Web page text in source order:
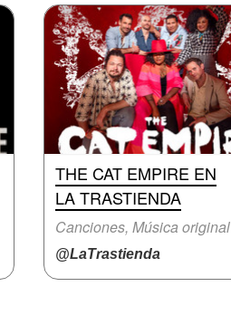
THE CAT EMPIRE EN
LA TRASTIENDA
Canciones, Música original
@LaTrastienda